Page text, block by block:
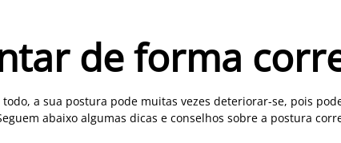
de forma
a sua postura pode muitas vezes deteriorar-se, pois
abaixo algumas dicas e conselhos sobre a postura